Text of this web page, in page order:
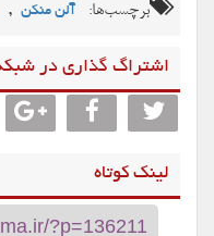
برچسب‌ها: آلن منکن ,
اشتراگ گذاری در
لینک کوتاه